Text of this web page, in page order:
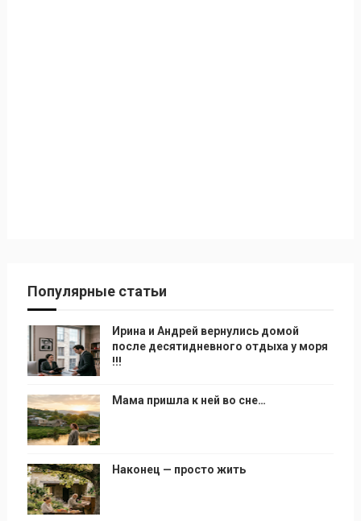
Популярные статьи
Ирина и Андрей вернулись домой
после десятидневного отдыха у моря
!!!
Мама пришла к ней во сне…
Наконец — просто жить